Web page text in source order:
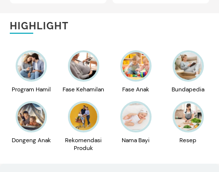
HIGHLIGHT
Program Hamil Fase Kehamilan Fase Anak Bundapedia
Dongeng Anak
Rekomendasi
Produk
Nama Bayi Resep